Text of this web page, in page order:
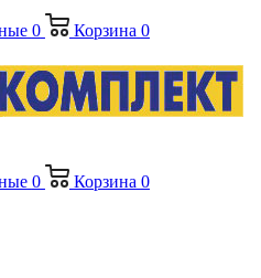
0 Корзина 0
0 Корзина 0